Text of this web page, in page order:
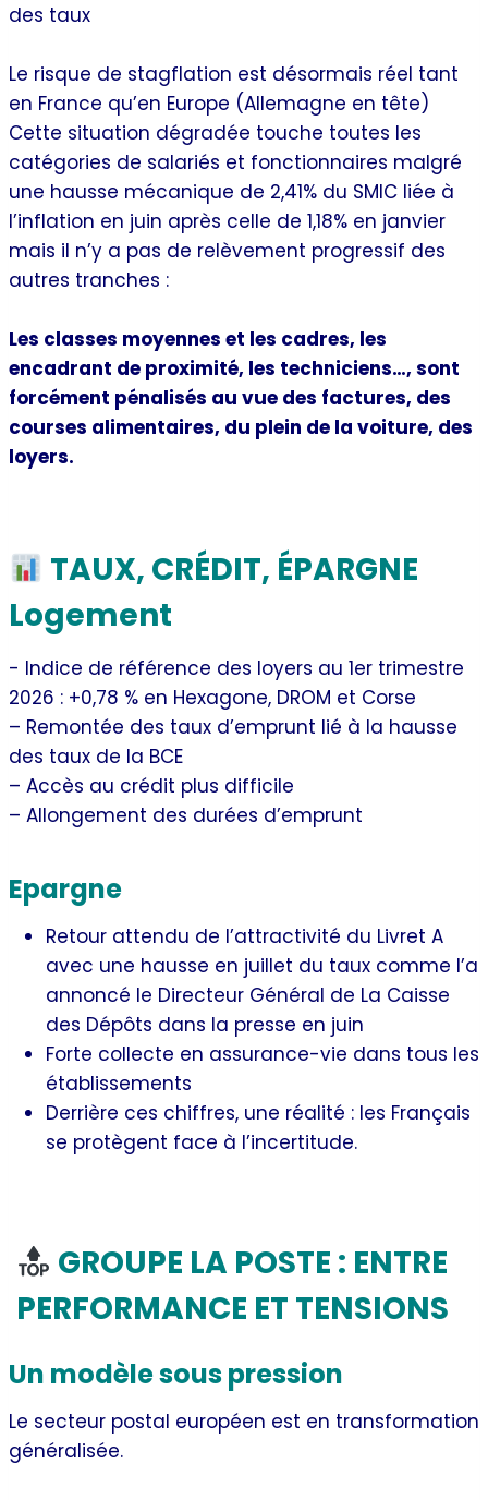
des taux
Le risque de stagflation est désormais réel tant
en France qu’en Europe (Allemagne en tête)
Cette situation dégradée touche toutes les
catégories de salariés et fonctionnaires malgré
une hausse mécanique de 2,41% du SMIC liée à
l’inflation en juin après celle de 1,18% en janvier
mais il n’y a pas de relèvement progressif des
autres tranches :
Les classes moyennes et les cadres, les
encadrant de proximité, les techniciens…, sont
forcément pénalisés au vue des factures, des
courses alimentaires, du plein de la voiture, des
loyers.
TAUX, CRÉDIT, ÉPARGNE
Logement
​- Indice de référence des loyers au 1er trimestre
2026 : +0,78 % en Hexagone, DROM et Corse
– Remontée des taux d’emprunt lié à la hausse
des taux de la BCE
– Accès au crédit plus difficile
– Allongement des durées d’emprunt
Epargne
Retour attendu de l’attractivité du Livret A
avec une hausse en juillet du taux comme l’a
annoncé le Directeur Général de La Caisse
des Dépôts dans la presse en juin
Forte collecte en assurance-vie dans tous les
établissements
Derrière ces chiffres, une réalité : les Français
se protègent face à l’incertitude.
GROUPE LA POSTE : ENTRE
PERFORMANCE ET TENSIONS
Un modèle sous pression
Le secteur postal européen est en transformation
généralisée.